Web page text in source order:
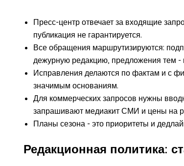
Пресс-центр отвечает за входящие
публикация не гарантируется.
Все обращения маршрутизируются:
дежурную редакцию, предложения тем
Исправления делаются по фактам и с
значимым основаниям.
Для коммерческих запросов нужны
запрашивают медиакит СМИ и цены на
Планы сезона - это приоритеты и
Редакционная политика: